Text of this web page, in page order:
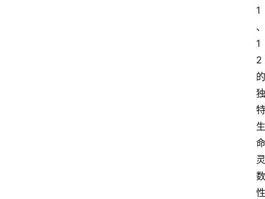
1
、
1
2
的
独
特
生
命
灵
数
性